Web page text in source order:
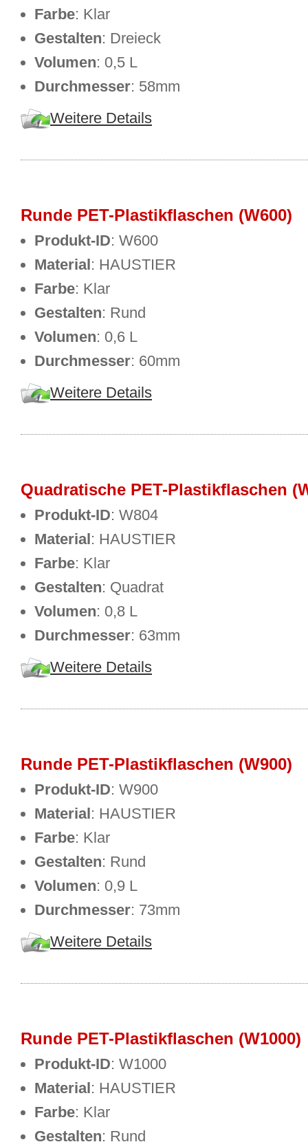
Farbe: Klar
Gestalten: Dreieck
Volumen: 0,5 L
Durchmesser: 58mm
Weitere Details
Runde PET-Plastikflaschen (W600)
Produkt-ID: W600
Material: HAUSTIER
Farbe: Klar
Gestalten: Rund
Volumen: 0,6 L
Durchmesser: 60mm
Weitere Details
Quadratische PET-Plastikflaschen
Produkt-ID: W804
Material : HAUSTIER
Farbe: Klar
Gestalten: Quadrat
Volumen: 0,8 L
Durchmesser: 63mm
Weitere Details
Runde PET-Plastikflaschen (W900)
Produkt-ID: W900
Material : HAUSTIER
Farbe: Klar
Gestalten: Rund
Volumen: 0,9 L
Durchmesser: 73mm
Weitere Details
Runde PET-Plastikflaschen (W1000)
Produkt-ID: W1000
Material : HAUSTIER
Farbe: Klar
Gestalten: Rund